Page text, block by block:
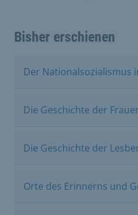
Bisher erschienen
Der Nationalsozialismus
Die Geschichte der
Die Geschichte der
Orte des Erinnerns und